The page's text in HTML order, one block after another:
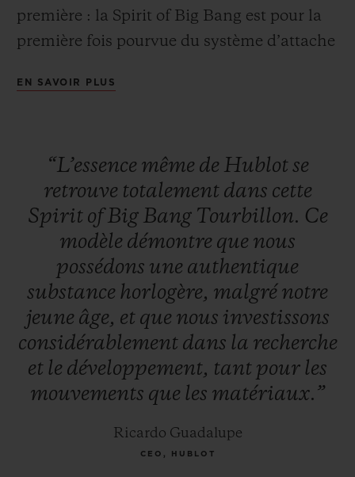
première : la Spirit of Big Bang est pour la
première fois pourvue du système d’attache
bracelet rapide et aisé.
EN SAVOIR PLUS
“L’essence même de Hublotse
retrouve totalement dans cette
Spirit ofBig Bang Tourbillon. Ce
modèle démontre que nous
possédons une authentique
substance horlogère, malgré notre
jeune âge, et que nous investissons
considérablement dans la recherche
et le développement, tant pour les
mouvements que les matériaux.”
Ricardo Guadalupe
CEO, HUBLOT
NOUS CONTACTER
TROUVER UNE BOUTIQUE